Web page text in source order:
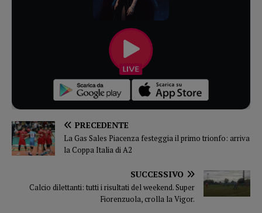
PRECEDENTE
La Gas Sales Piacenza festeggia il primo trionfo: arriva
la Coppa Italia di A2
SUCCESSIVO
Calcio dilettanti: tutti i risultati del weekend. Super
Fiorenzuola, crolla la Vigor.